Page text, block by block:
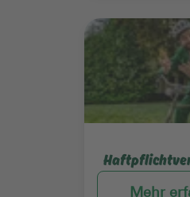
Mehr
Mehr erfahren